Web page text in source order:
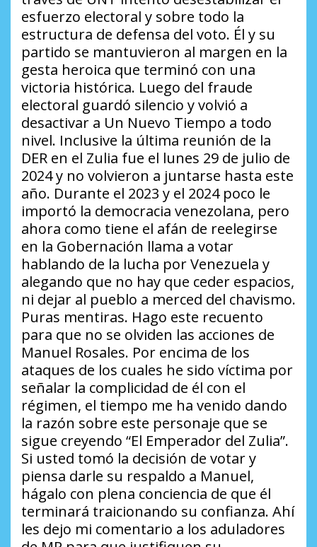
esfuerzo electoral y sobre todo la
estructura de defensa del voto. Él y su
partido se mantuvieron al margen en la
gesta heroica que terminó con una
victoria histórica. Luego del fraude
electoral guardó silencio y volvió a
desactivar a Un Nuevo Tiempo a todo
nivel. Inclusive la última reunión de la
DER en el Zulia fue el lunes 29 de julio de
2024 y no volvieron a juntarse hasta este
año. Durante el 2023 y el 2024 poco le
importó la democracia venezolana, pero
ahora como tiene el afán de reelegirse
en la Gobernación llama a votar
hablando de la lucha por Venezuela y
alegando que no hay que ceder espacios,
ni dejar al pueblo a merced del chavismo.
Puras mentiras. Hago este recuento
para que no se olviden las acciones de
Manuel Rosales. Por encima de los
ataques de los cuales he sido víctima por
señalar la complicidad de él con el
régimen, el tiempo me ha venido dando
la razón sobre este personaje que se
sigue creyendo “El Emperador del Zulia”.
Si usted tomó la decisión de votar y
piensa darle su respaldo a Manuel,
hágalo con plena conciencia de que él
terminará traicionando su confianza. Ahí
les dejo mi comentario a los aduladores